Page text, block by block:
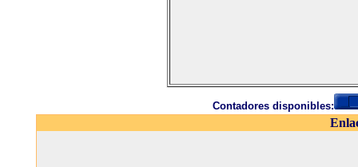
Contadores disponibles: